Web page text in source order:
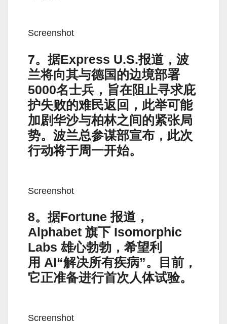
Screenshot
7。据Express U.S.报道，波
兰将向其与德国的边境部署
5000名士兵，旨在阻止寻求庇
护失败的难民返回，此举可能
加剧华沙与柏林之间的紧张局
势。波兰总参谋部宣布，此次
行动将于周一开始。
Screenshot
8。据Fortune 报道，
Alphabet 旗下 Isomorphic
Labs 雄心勃勃，希望利
用 AI“解决所有疾病”。目前，
它正准备进行首次人体试验。
Screenshot